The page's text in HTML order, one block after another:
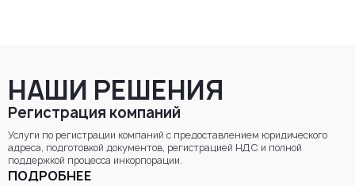
НАШИ РЕШЕНИЯ
Регистрация компаний
Услуги по регистрации компаний с предоставлением юридического
адреса, подготовкой документов, регистрацией НДС и полной
поддержкой процесса инкорпорации.
ПОДРОБНЕЕ